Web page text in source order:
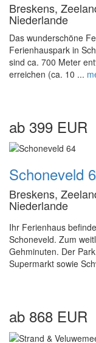
Breskens,
Niederlande
Das wunderschöne
Ferienhauspark in
sind ca. 700 Meter
erreichen (ca. 10 ...
ab 399 EUR
Schoneveld
Breskens,
Niederlande
Ihr Ferienhaus
Schoneveld. Zum
Gehminuten. Der
Supermarkt sowie
ab 868 EUR